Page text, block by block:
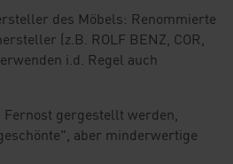
des Möbels: Renommierte
(z.B. ROLF BENZ, COR,
i.d. Regel auch
gergestellt werden,
aber minderwertige